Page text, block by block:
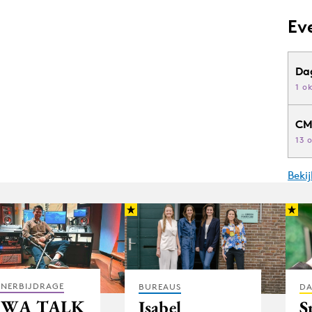
1
13
TALK
BUREAUS
Isabel